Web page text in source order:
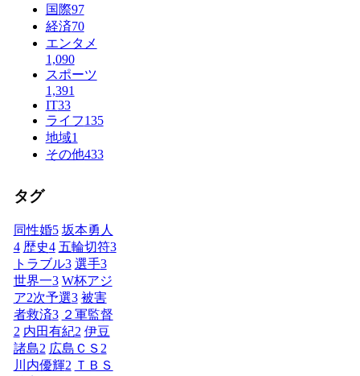
国際97
経済70
エンタメ
1,090
スポーツ
1,391
IT33
ライフ135
地域1
その他433
タグ
同性婚5 坂本勇人
4 歴史4 五輪切符3
トラブル3 選手3
世界一3 W杯アジ
ア2次予選3 被害
者救済3 ２軍監督
2 内田有紀2 伊豆
諸島2 広島ＣＳ 2
川内優輝2 ＴＢＳ